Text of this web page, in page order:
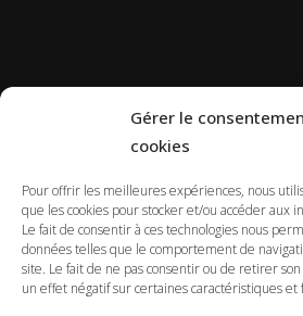
Gérer le
cookies
Pour offrir les meilleures expériences, nous
que les cookies pour stocker et/ou accéder aux
Le fait de consentir à ces technologies nous
données telles que le comportement de
site. Le fait de ne pas consentir ou de retirer
un effet négatif sur certaines caractéristiques et
© Copyright Ecole Georges